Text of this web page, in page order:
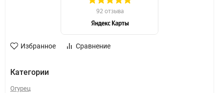
Избранное Сравнение
Категории
Огурец